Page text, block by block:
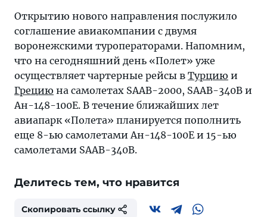
Открытию нового направления послужило
соглашение авиакомпании с двумя
воронежскими туроператорами. Напомним,
что на сегодняшний день «Полет» уже
осуществляет чартерные рейсы в Турцию и
Грецию на самолетах SAAB-2000, SAAB-340B и
Ан-148-100Е. В течение ближайших лет
авиапарк «Полета» планируется пополнить
еще 8-ью самолетами Ан-148-100Е и 15-ью
самолетами SAAB-340B.
Делитесь тем, что нравится
Скопировать ссылку